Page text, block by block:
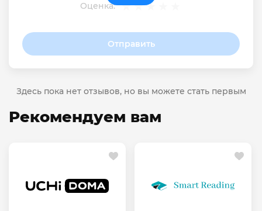
Оценка:
Отправить
Здесь пока нет отзывов, но вы можете стать первым
Рекомендуем вам